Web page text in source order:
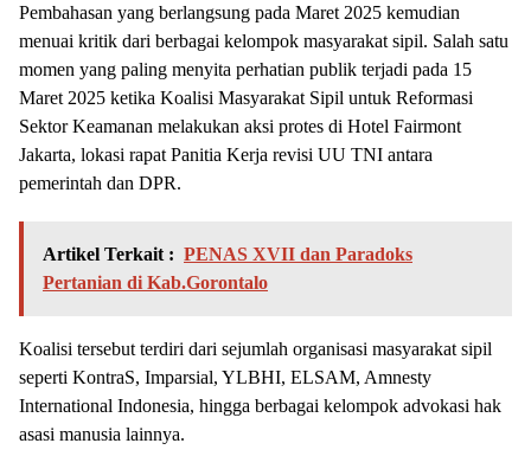
Pembahasan yang berlangsung pada Maret 2025 kemudian
menuai kritik dari berbagai kelompok masyarakat sipil. Salah satu
momen yang paling menyita perhatian publik terjadi pada 15
Maret 2025 ketika Koalisi Masyarakat Sipil untuk Reformasi
Sektor Keamanan melakukan aksi protes di Hotel Fairmont
Jakarta, lokasi rapat Panitia Kerja revisi UU TNI antara
pemerintah dan DPR.
Artikel Terkait : PENAS XVII dan Paradoks
Pertanian di Kab.Gorontalo
Koalisi tersebut terdiri dari sejumlah organisasi masyarakat sipil
seperti KontraS, Imparsial, YLBHI, ELSAM, Amnesty
International Indonesia, hingga berbagai kelompok advokasi hak
asasi manusia lainnya.